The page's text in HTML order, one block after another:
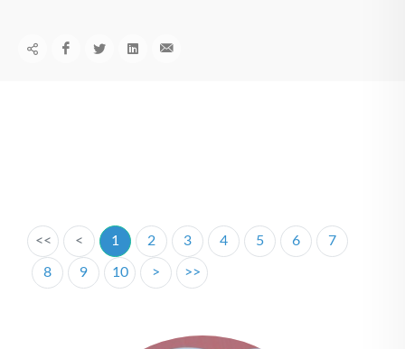
<< < 1 2 3 4 5 6 7
8 9 10 > >>